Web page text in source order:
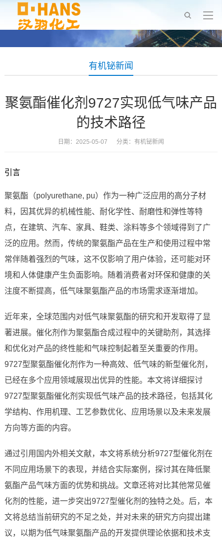
有机铋新闻
聚氨酯催化剂9727实现低气味产品
的技术路径
日期：2025-05-07 分类： 有机铋新闻
引言
聚氨酯（polyurethane, pu）作为一种广泛应用的高分子材
料，因其优异的机械性能、耐化学性、耐磨性和弹性等特
点，在建筑、汽车、家具、鞋类、涂料等多个领域得到了广
泛的应用。然而，传统的聚氨酯产品在生产和使用过程中常
常伴随着强烈的气味，这不仅影响了用户体验，还可能对环
境和人体健康产生负面影响。随着消费者对环保和健康的关
注度不断提高，低气味聚氨酯产品的市场需求逐渐增加。
近年来，全球范围内对低气味聚氨酯的研究和开发取得了显
著进展。催化剂作为聚氨酯合成过程中的关键助剂，其选择
和优化对产品的终性能和气味控制起着至关重要的作用。
9727型聚氨酯催化剂作为一种高效、低气味的新型催化剂，
已经在多个应用领域展现出优异的性能。本文将详细探讨
9727型聚氨酯催化剂实现低气味产品的技术路径，包括其化
学结构、作用机理、工艺参数优化、应用场景以及未来发展
方向等方面的内容。
通过引用国内外相关文献，本文将系统分析9727型催化剂在
不同应用场景下的表现，并结合实际案例，探讨其在降低聚
氨酯产品气味方面的优势和挑战。文章还将对比其他常见催
化剂的性能，进一步突出9727型催化剂的独特之处。后，本
文将总结当前研究的不足之处，并对未来的研究方向提出建
议，以期为低气味聚氨酯产品的开发提供理论依据和技术支